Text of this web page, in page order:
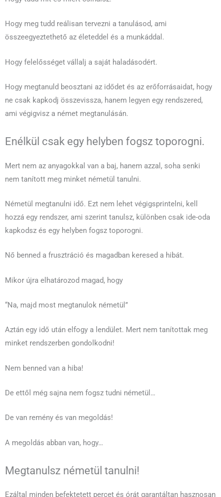
Hogy meg tudd reálisan tervezni a tanulásod, ami
összeegyeztethető az életeddel és a munkáddal.
Hogy felelősséget vállalj a saját haladásodért.
Hogy megtanuld beosztani az idődet és az erőforrásaidat, hogy
ne csak kapkodj összevissza, hanem legyen egy rendszered,
ami végigvisz a német megtanulásán.
Enélkül csak egy helyben fogsz toporogni.
Mert nem az anyagokkal van a baj, hanem azzal, soha senki
nem tanított meg minket németül tanulni.
Németül megtanulni idő. Ezt nem lehet végigsprintelni, kell
hozzá egy rendszer, ami szerint tanulsz, különben csak ide-oda
kapkodsz és egy helyben fogsz toporogni.
Nő benned a frusztráció és magadban keresed a hibát.
Mikor újra elhatározod magad, hogy
“Na, majd most megtanulok németül”
Aztán egy idő után elfogy a lendület. Mert nem tanítottak meg
minket rendszerben gondolkodni!
Nem benned van a hiba!
De ettől még sajna nem fogsz tudni németül…
De van remény és van megoldás!
A megoldás abban van, hogy…
Megtanulsz németül tanulni!
Ezáltal minden befektetett percet és órát garantáltan hasznosan